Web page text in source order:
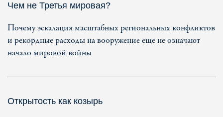
Чем не Третья мировая?
Почему эскалация масштабных региональных конфликтов
и рекордные расходы на вооружение еще не означают
начало мировой войны
Открытость как козырь